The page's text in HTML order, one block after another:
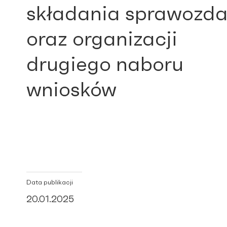
składania
oraz organizacji
drugiego naboru
wniosków
Data publikacji
20.01.2025